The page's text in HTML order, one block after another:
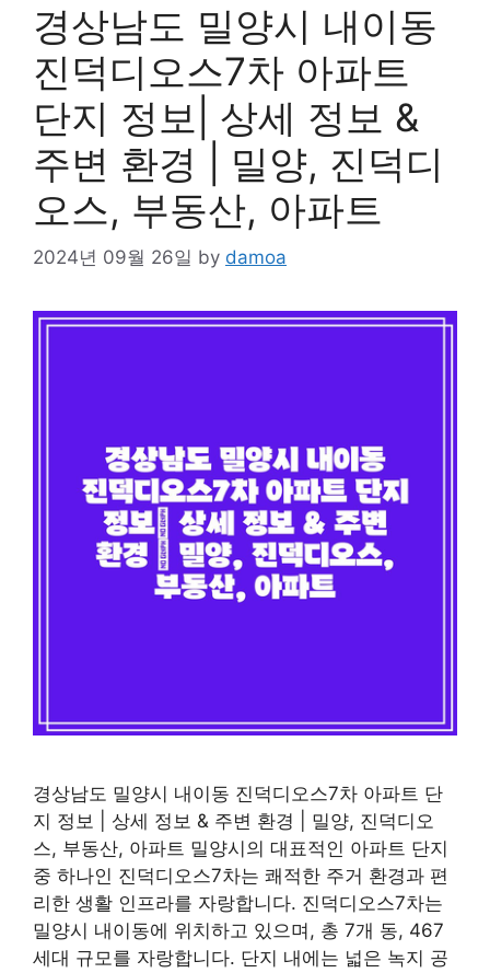
경상남도 밀양시 내이동
진덕디오스7차 아파트
단지 정보| 상세 정보 &
주변 환경 | 밀양, 진덕디
오스, 부동산, 아파트
2024년 09월 26일 by damoa
경상남도 밀양시 내이동 진덕디오스7차 아파트 단
지 정보 | 상세 정보 & 주변 환경 | 밀양, 진덕디오
스, 부동산, 아파트 밀양시의 대표적인 아파트 단지
중 하나인 진덕디오스7차는 쾌적한 주거 환경과 편
리한 생활 인프라를 자랑합니다. 진덕디오스7차는
밀양시 내이동에 위치하고 있으며, 총 7개 동, 467
세대 규모를 자랑합니다. 단지 내에는 넓은 녹지 공